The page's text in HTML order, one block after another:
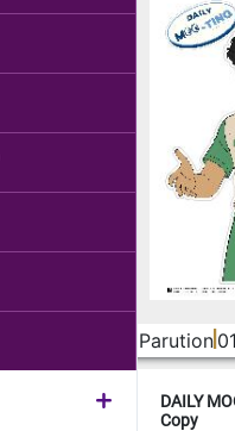
Parution
DAILY
Copy